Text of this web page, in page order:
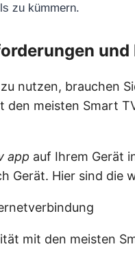
zu kümmern.
zu nutzen, brauchen
meisten Smart
app auf Ihrem Gerät
Gerät. Hier sind die
mit den meisten